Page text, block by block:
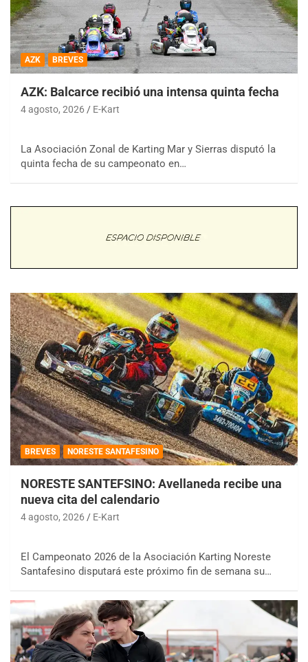
AZK BREVES
AZK: Balcarce recibió una intensa quinta fecha
4 agosto, 2026 E-Kart
La Asociación Zonal de Karting Mar y Sierras disputó la
quinta fecha de su campeonato en…
BREVES NORESTE SANTAFESINO
NORESTE SANTEFSINO: Avellaneda recibe una
nueva cita del calendario
4 agosto, 2026 E-Kart
El Campeonato 2026 de la Asociación Karting Noreste
Santafesino disputará este próximo fin de semana su…